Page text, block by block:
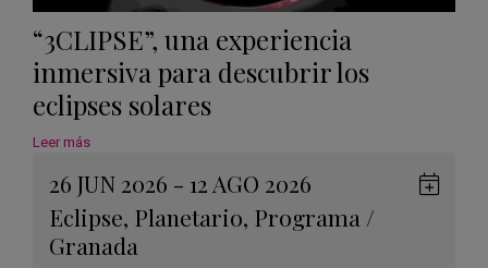
“3CLIPSE”, una experiencia
inmersiva para descubrir los
eclipses solares
Leer más
26 JUN 2026 - 12 AGO 2026
Eclipse, Planetario, Programa /
Granada